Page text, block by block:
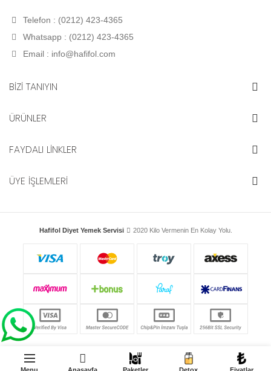
Telefon : (0212) 423-4365
Whatsapp : (0212) 423-4365
Email : info@hafifol.com
BİZİ TANIYIN
ÜRÜNLER
FAYDALI LİNKLER
ÜYE İŞLEMLERİ
Hafifol Diyet Yemek Servisi 2020 Kilo Vermenin En Kolay Yolu.